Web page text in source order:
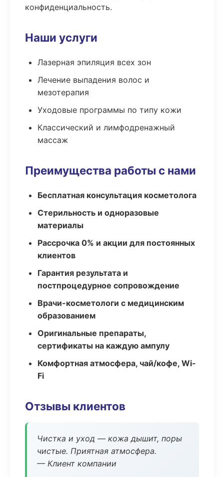
конфиденциальность.
Наши услуги
Лазерная эпиляция всех зон
Лечение выпадения волос и
мезотерапия
Уходовые программы по типу кожи
Классический и лимфодренажный
массаж
Преимущества работы с нами
Бесплатная консультация косметолога
Стерильность и одноразовые
материалы
Рассрочка 0% и акции для постоянных
клиентов
Гарантия результата и
постпроцедурное сопровождение
Врачи-косметологи с медицинским
образованием
Оригинальные препараты,
сертификаты на каждую ампулу
Комфортная атмосфера, чай/кофе, Wi-
Fi
Отзывы клиентов
Чистка и уход — кожа дышит, поры
чистые. Приятная атмосфера.
— Клиент компании